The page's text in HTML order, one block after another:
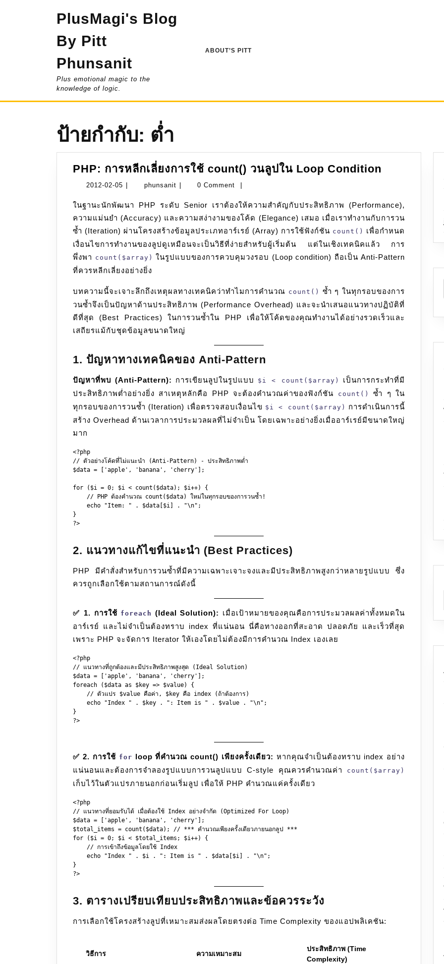
PlusMagi's Blog
By Pitt
Phunsanit
Plus emotional magic to the
knowledge of logic.
ABOUT’S PITT
ป้ายกำกับ: ต่ำ
PHP: การหลีกเลี่ยงการใช้ count() วนลูปใน Loop Condition
เลี่ยง
การ
ใช้
count()
วน
Loop
Condition
2012-02-05 2012-
05
phunsanit phunsanit0 Comment
ในฐานะนักพัฒนา PHP ระดับ Senior เราต้องให้ความสำคัญกับประสิทธิภาพ (Performance),
ความแม่นยำ (Accuracy) และความสง่างามของโค้ด (Elegance) เสมอ เมื่อเราทำงานกับการวน
ซ้ำ (Iteration) ผ่านโครงสร้างข้อมูลประเภทอาร์เรย์ (Array) การใช้ฟังก์ชัน count()
เพื่อกำหนด
เงื่อนไขการทำงานของลูปดูเหมือนจะเป็นวิธีที่ง่ายสำหรับผู้เริ่มต้น แต่ในเชิงเทคนิคแล้ว การ
พึ่งพา count($array) ในรูปแบบของการควบคุมวงรอบ (Loop condition) ถือเป็น Anti-Pattern
ที่ควรหลีกเลี่ยงอย่างยิ่ง
บทความนี้จะเจาะลึกถึงเหตุผลทางเทคนิคว่าทำไมการคำนวณ count()
ซ้ำ ๆ ในทุกรอบของการ
วนซ้ำจึงเป็นปัญหาด้านประสิทธิภาพ (Performance Overhead) และจะนำเสนอแนวทางปฏิบัติที่
ดีที่สุด (Best Practices) ในการวนซ้ำใน PHP เพื่อให้โค้ดของคุณทำงานได้อย่างรวดเร็วและ
เสถียรแม้กับชุดข้อมูลขนาดใหญ่
1. ปัญหาทางเทคนิคของ Anti-Pattern
ปัญหาที่พบ (Anti-Pattern): การเขียนลูปในรูปแบบ $i < count($array)
เป็นการกระทำที่มี
ประสิทธิภาพต่ำอย่างยิ่ง สาเหตุหลักคือ PHP จะต้องคำนวณค่าของฟังก์ชัน
count()
ซ้ำ ๆ ใน
ทุกรอบของการวนซ้ำ (Iteration) เพื่อตรวจสอบเงื่อนไข $i < count($array)
การดำเนินการนี้
สร้าง Overhead ด้านเวลาการประมวลผลที่ไม่จำเป็น โดยเฉพาะอย่างยิ่งเมื่ออาร์เรย์มีขนาดใหญ่
มาก
<?php
// ตัวอย่างโค้ดที่ไม่แนะนำ (Anti-Pattern) - ประสิทธิภาพต่ำ
$data = ['apple', 'banana', 'cherry'];
for ($i = 0; $i < count($data); $i++) {
    // PHP ต้องคำนวณ count($data) ใหม่ในทุกรอบของการวนซ้ำ!
    echo "Item: " . $data[$i] . "\n";
}
2. แนวทางแก้ไขที่แนะนำ (Best Practices)
PHP มีคำสั่งสำหรับการวนซ้ำที่มีความเฉพาะเจาะจงและมีประสิทธิภาพสูงกว่าหลายรูปแบบ ซึ่ง
ควรถูกเลือกใช้ตามสถานการณ์ดังนี้
✅ 1. การใช้ foreach (Ideal Solution): เมื่อเป้าหมายของคุณคือการประมวลผลค่าทั้งหมดใน
อาร์เรย์ และไม่จำเป็นต้องทราบ index ที่แน่นอน นี่คือทางออกที่สะอาด ปลอดภัย และเร็วที่สุด
เพราะ PHP จะจัดการ Iterator ให้เองโดยไม่ต้องมีการคำนวณ Index เองเลย
<?php
// แนวทางที่ถูกต้องและมีประสิทธิภาพสูงสุด (Ideal Solution)
$data = ['apple', 'banana', 'cherry'];
foreach ($data as $key => $value) {
    // ตัวแปร $value คือค่า, $key คือ index (ถ้าต้องการ)
    echo "Index " . $key . ": Item is " . $value . "\n";
}
?>
✅ 2. การใช้ for loop ที่คำนวณ count() เพียงครั้งเดียว: หากคุณจำเป็นต้องทราบ index อย่าง
แน่นอนและต้องการจำลองรูปแบบการวนลูปแบบ C-style คุณควรคำนวณค่า
count($array)
เก็บไว้ในตัวแปรภายนอกก่อนเริ่มลูป เพื่อให้ PHP คำนวณแค่ครั้งเดียว
<?php
// แนวทางที่ยอมรับได้ เมื่อต้องใช้ Index อย่างจำกัด (Optimized For Loop)
$data = ['apple', 'banana', 'cherry'];
$total_items = count($data); // *** คำนวณเพียงครั้งเดียวภายนอกลูป ***
for ($i = 0; $i < $total_items; $i++) {
    // การเข้าถึงข้อมูลโดยใช้ Index
    echo "Index " . $i . ": Item is " . $data[$i] . "\n";
}
3. ตารางเปรียบเทียบประสิทธิภาพและข้อควรระวัง
การเลือกใช้โครงสร้างลูปที่เหมาะสมส่งผลโดยตรงต่อ Time Complexity ของแอปพลิเคชัน:
วิธีการ ความเหมาะสม
ประสิทธิภาพ (Time
Complexity)